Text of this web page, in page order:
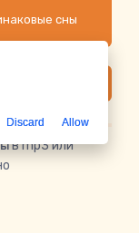
сны
в mp3 или
Discard Allow